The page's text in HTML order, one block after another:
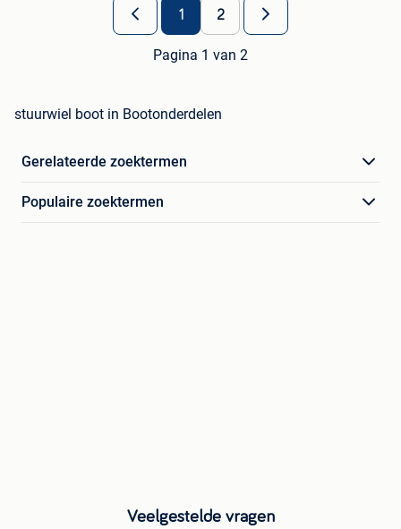
1 2
Pagina 1 van 2
stuurwiel boot in Bootonderdelen
Gerelateerde zoektermen
Populaire zoektermen
Veelgestelde vragen